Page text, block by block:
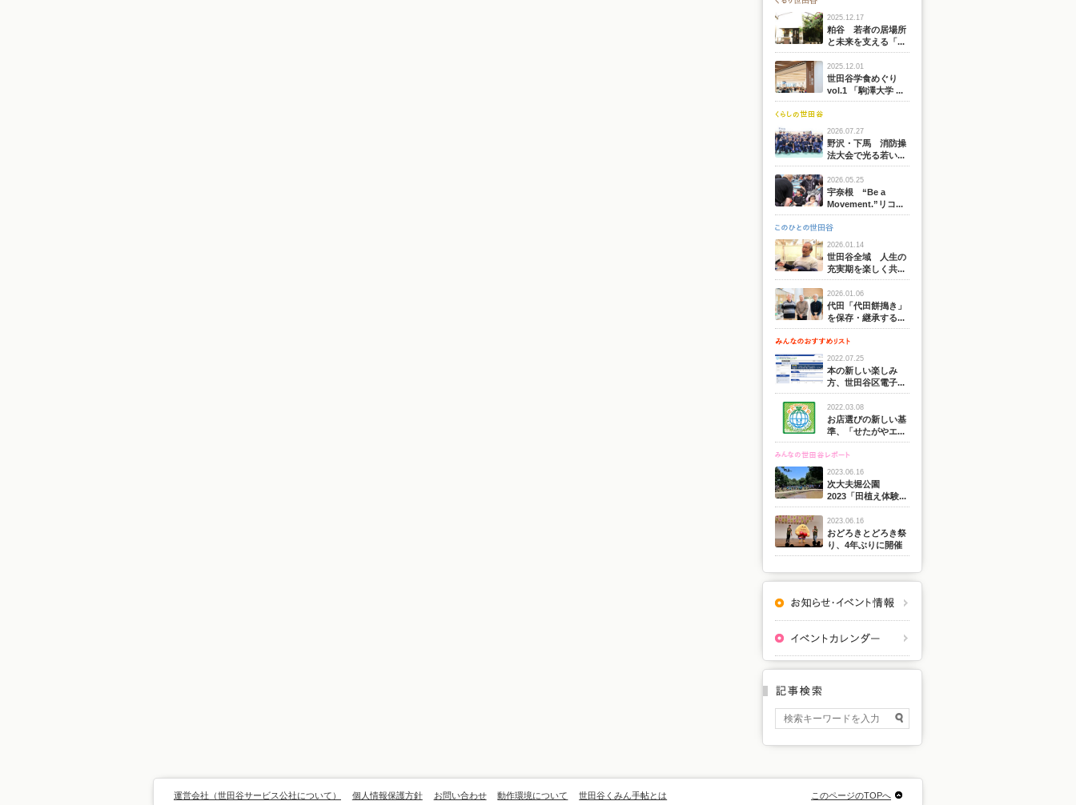
2025.12.17
粕谷 若者の居場所
と未来を支える「...
2025.12.01
世田谷学食めぐり
vol.1 「駒澤大学 ...
2026.07.27
野沢・下馬 消防操
法大会で光る若い...
2026.05.25
宇奈根 “Be a
Movement.”リコ...
2026.01.14
世田谷全域 人生の
充実期を楽しく共...
2026.01.06
代田「代田餅搗き」
を保存・継承する...
2022.07.25
本の新しい楽しみ
方、世田谷区電子...
2022.03.08
お店選びの新しい基
準、「せたがやエ...
2023.06.16
次大夫堀公園
2023「田植え体験...
2023.06.16
おどろきとどろき祭
り、4年ぶりに開催
運営会社（世田谷サービス公社について） 個人情報保護方針 お問い合わせ 動作環境について 世田谷くみん手帖とは このページのTOPへ